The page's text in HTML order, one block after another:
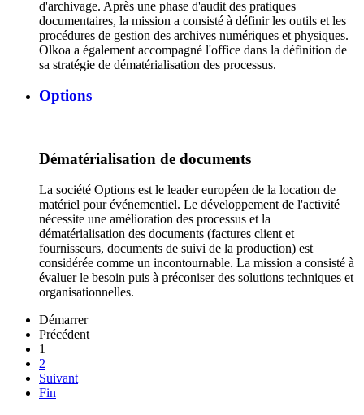
d'archivage. Après une phase d'audit des pratiques
documentaires, la mission a consisté à définir les outils et les
procédures de gestion des archives numériques et physiques.
Olkoa a également accompagné l'office dans la définition de
sa stratégie de dématérialisation des processus.
Options
Dématérialisation de documents
La société Options est le leader européen de la location de
matériel pour événementiel. Le développement de l'activité
nécessite une amélioration des processus et la
dématérialisation des documents (factures client et
fournisseurs, documents de suivi de la production) est
considérée comme un incontournable. La mission a consisté à
évaluer le besoin puis à préconiser des solutions techniques et
organisationnelles.
Démarrer
Précédent
1
2
Suivant
Fin